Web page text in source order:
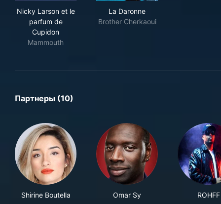
Nicky Larson et le
parfum de
Cupidon
Mammouth
La Daronne
Brother Cherkaoui
Партнеры (10)
Shirine Boutella Omar Sy ROHFF